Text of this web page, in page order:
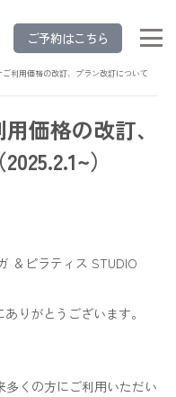
ご予約はこちら
ご利用価格の改訂、プラン改訂について
価格の改訂、
）
＆ピラティス STUDIO
りがとうございます。
多くの方にご利用いただい